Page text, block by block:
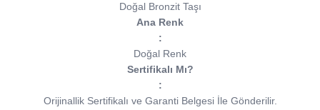
Doğal Bronzit Taşı
Ana Renk
:
Doğal Renk
Sertifikalı Mı?
:
Orijinallik Sertifikalı ve Garanti Belgesi İle Gönderilir.